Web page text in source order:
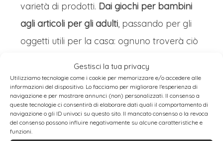
Gestisci la tua privacy
Utilizziamo tecnologie come i cookie per memorizzare e/o accedere alle
informazioni del dispositivo. Lo facciamo per migliorare l'esperienza di
navigazione e per mostrare annunci (non) personalizzati. Il consenso a
queste tecnologie ci consentirà di elaborare dati quali il comportamento di
navigazione o gli ID univoci su questo sito. Il mancato consenso o la revoca
del consenso possono influire negativamente su alcune caratteristiche e
funzioni.
varietà di prodotti. Dai giochi per bambini
agli articoli per gli adulti, passando per gli
oggetti utili per la casa: ognuno troverà ciò
nevica, tutta la famiglia può passeggiare a
piacimento tra le suggestive bancarelle di
legno per fare gli acquisti natalizi al caldo.
La chiesa di Saint-François e l’albero di